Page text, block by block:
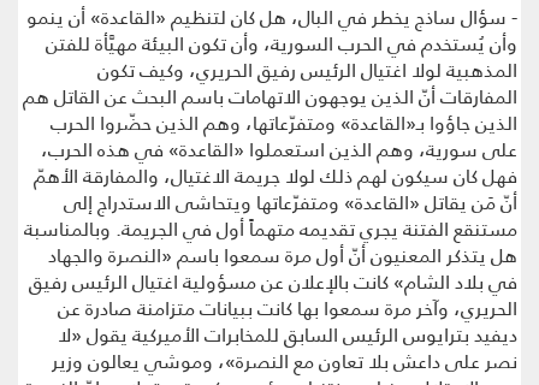
- سؤال ساذج يخطر في البال، هل كان لتنظيم «القاعدة» أن ينمو
وأن يُستخدم في الحرب السورية، وأن تكون البيئة مهيَّأة للفتن
المذهبية لولا اغتيال الرئيس رفيق الحريري، وكيف تكون
المفارقات أنّ الذين يوجهون الاتهامات باسم البحث عن القاتل هم
الذين جاؤوا بـ«القاعدة» ومتفرّعاتها، وهم الذين حضّروا الحرب
على سورية، وهم الذين استعملوا «القاعدة» في هذه الحرب،
فهل كان سيكون لهم ذلك لولا جريمة الاغتيال، والمفارقة الأهمّ
أنّ مَن يقاتل «القاعدة» ومتفرّعاتها ويتحاشى الاستدراج إلى
مستنقع الفتنة يجري تقديمه متهماً أول في الجريمة. وبالمناسبة
هل يتذكر المعنيون أنّ أول مرة سمعوا باسم «النصرة والجهاد
في بلاد الشام» كانت بالإعلان عن مسؤولية اغتيال الرئيس رفيق
الحريري، وآخر مرة سمعوا بها كانت ببيانات متزامنة صادرة عن
ديفيد بترايوس الرئيس السابق للمخابرات الأميركية يقول «لا
نصر على داعش بلا تعاون مع النصرة»، وموشي يعالون وزير